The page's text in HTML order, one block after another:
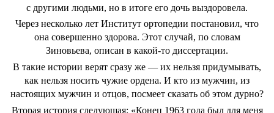
с другими людьми, но в итоге его дочь выздоровела.
Через несколько лет Институт ортопедии постановил, что
она совершенно здорова. Этот случай, по словам
Зиновьева, описан в какой-то диссертации.
В такие истории верят сразу же — их нельзя придумывать,
как нельзя носить чужие ордена. И кто из мужчин, из
настоящих мужчин и отцов, посмеет сказать об этом дурно?
Вторая история следующая: «Конец 1963 года был для меня